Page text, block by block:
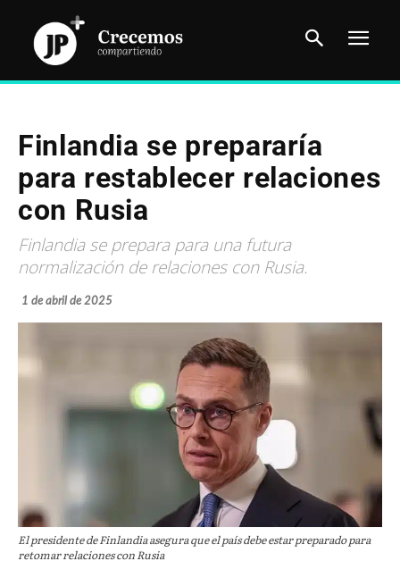
Finlandia se prepararía
para restablecer relaciones
con Rusia
Finlandia se prepara para una futura
normalización de relaciones con Rusia.
1 de abril de 2025
El presidente de Finlandia asegura que el país debe estar preparado para
retomar relaciones con Rusia